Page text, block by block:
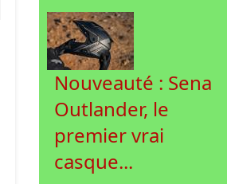
Nouveauté : Sena
Outlander, le
premier vrai
casque...